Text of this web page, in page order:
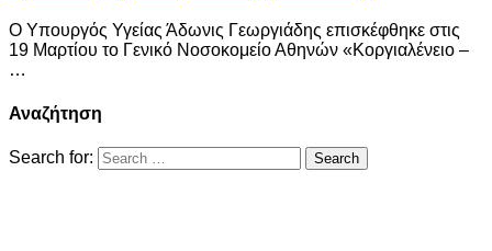
Ο Υπουργός Υγείας Άδωνις Γεωργιάδης επισκέφθηκε στις
19 Μαρτίου το Γενικό Νοσοκομείο Αθηνών «Κοργιαλένειο –
…
Αναζήτηση
Search for: